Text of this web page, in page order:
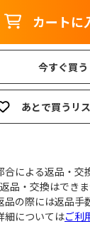
カートに
今すぐ買う
あとで買うリ
合による返品・交
品・交換はでき
品の際には返品手
細についてはご利